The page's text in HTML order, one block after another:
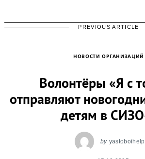
PREVIOUS ARTICLE
НОВОСТИ ОРГАНИЗАЦИЙ
Волонтёры «Я с
отправляют
детям в
by yastoboihelp